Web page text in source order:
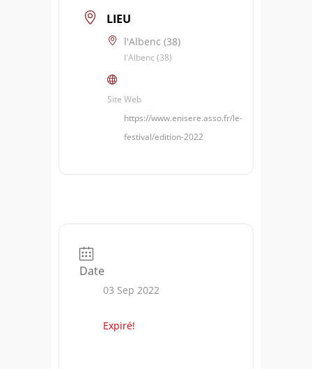
LIEU
l'Albenc (38)
l'Albenc (38)
Site Web
https://www.enisere.asso.fr/le-
festival/edition-2022
Date
03 Sep 2022
Expiré!